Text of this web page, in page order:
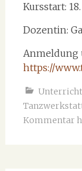
Kursstart:
Dozentin:
Anmeldung
https://
Unterricht
Kommentar